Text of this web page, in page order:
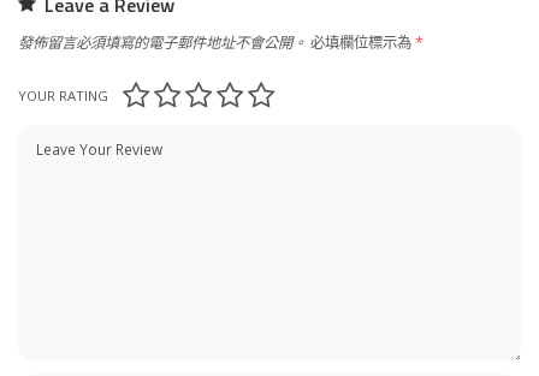
發佈留言必須填寫的電子郵件地址不會公開。 必填欄位標示為*
YOUR RATING